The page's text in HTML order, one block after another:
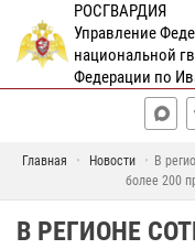
РОСГВАРДИЯ
Управление
национальной
Федерации по
Главная Новости
В
более 200
В РЕГИОНЕ